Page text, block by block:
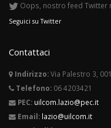
Oops, nostro feed Twitter
Seguici su Twitter
Contattaci
Indirizzo:Via Palestro 3,
Telefono: 06 4203421
PEC: uilcom.lazio@pec.it
Email: lazio@uilcom.it